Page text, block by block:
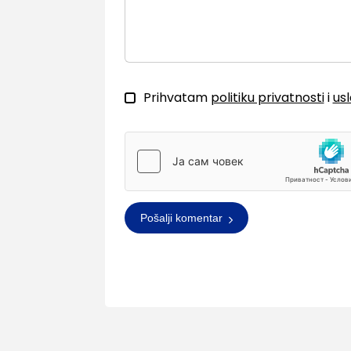
Prihvatam politiku privatnostii
Pošalji komentar